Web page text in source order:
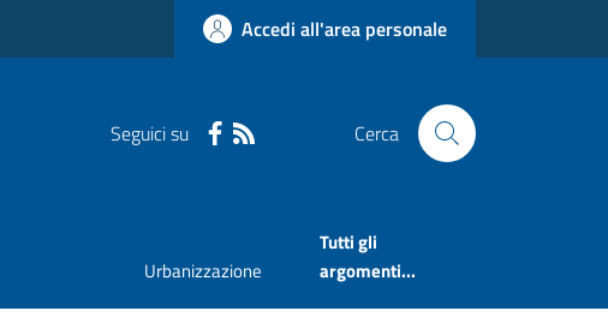
Accedi all'area personale
Seguici su Cerca
Urbanizzazione
Tutti gli
argomenti...